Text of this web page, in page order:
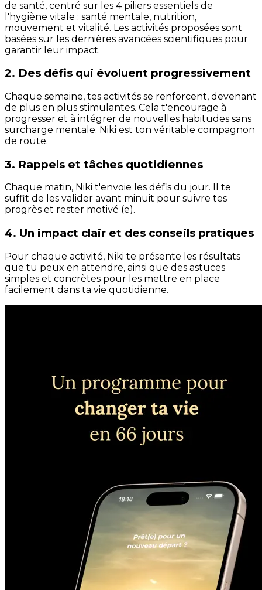
de santé, centré sur les 4 piliers essentiels de
l'hygiène vitale : santé mentale, nutrition,
mouvement et vitalité. Les activités proposées sont
basées sur les dernières avancées scientifiques pour
garantir leur impact.
2. Des défis qui évoluent progressivement
Chaque semaine, tes activités se renforcent, devenant
de plus en plus stimulantes. Cela t'encourage à
progresser et à intégrer de nouvelles habitudes sans
surcharge mentale. Niki est ton véritable compagnon
de route.
3. Rappels et tâches quotidiennes
Chaque matin, Niki t'envoie les défis du jour. Il te
suffit de les valider avant minuit pour suivre tes
progrès et rester motivé (e).
4. Un impact clair et des conseils pratiques
Pour chaque activité, Niki te présente les résultats
que tu peux en attendre, ainsi que des astuces
simples et concrètes pour les mettre en place
facilement dans ta vie quotidienne.